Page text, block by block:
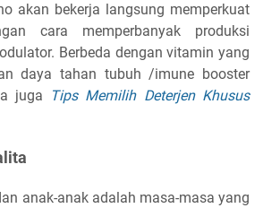
akan bekerja langsung memperkuat
cara memperbanyak produksi
Berbeda dengan vitamin yang
daya tahan tubuh /imune booster
juga
Tips Memilih Deterjen Khusus
anak-anak adalah masa-masa yang